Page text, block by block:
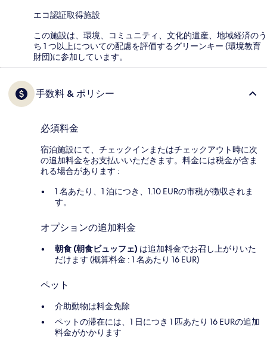
エコ認証取得施設
この施設は、環境、コミュニティ、文化的遺産、地域経済のう
ち 1 つ以上についての配慮を評価するグリーンキー (環境教育
財団)に参加しています。
手数料 & ポリシー
必須料金
宿泊施設にて、チェックインまたはチェックアウト時に次
の追加料金をお支払いいただきます。料金には税金が含ま
れる場合があります :
1 名あたり、1 泊につき、1.10 EURの市税が徴収されま
す。
オプションの追加料金
朝食 (朝食ビュッフェ) は追加料金でお召し上がりいた
だけます (概算料金 : 1 名あたり 16 EUR)
ペット
介助動物は料金免除
ペットの滞在には、1 日につき 1 匹あたり 16 EURの追加
料金がかかります